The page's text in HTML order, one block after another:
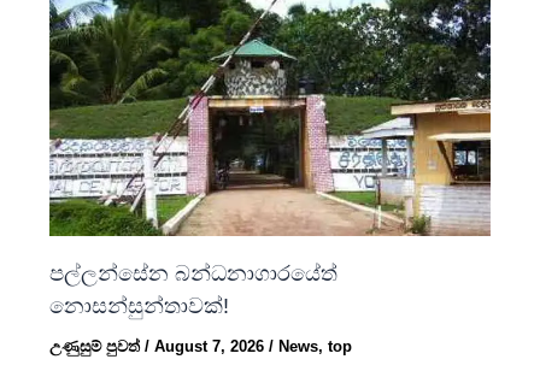
පල්ලන්සේන බන්ධනාගාරයේත්
නොසන්සුන්තාවක්!
උණුසුම් පුවත්/August 7, 2026/ News,top